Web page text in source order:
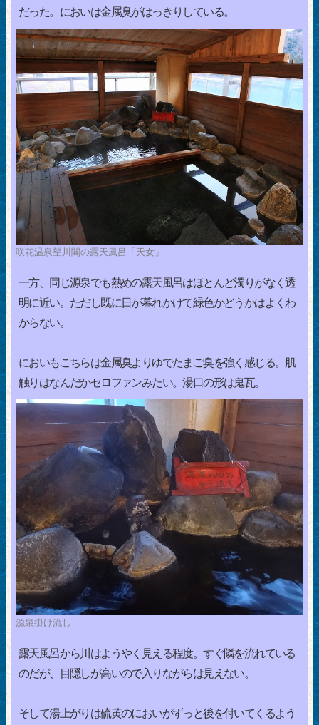
だった。においは金属臭がはっきりしている。
咲花温泉望川閣の露天風呂「天女」
一方、同じ源泉でも熱めの露天風呂はほとんど濁りがなく透
明に近い。ただし既に日が暮れかけて緑色かどうかはよくわ
からない。
においもこちらは金属臭よりゆでたまご臭を強く感じる。肌
触りはなんだかセロファンみたい。湯口の形は鬼瓦。
源泉掛け流し
露天風呂から川はようやく見える程度。すぐ隣を流れている
のだが、目隠しが高いので入りながらは見えない。
そして湯上がりは硫黄のにおいがずっと後を付いてくるよう